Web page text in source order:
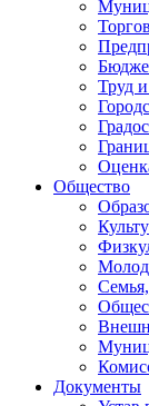
Труд и
Общество
Документы